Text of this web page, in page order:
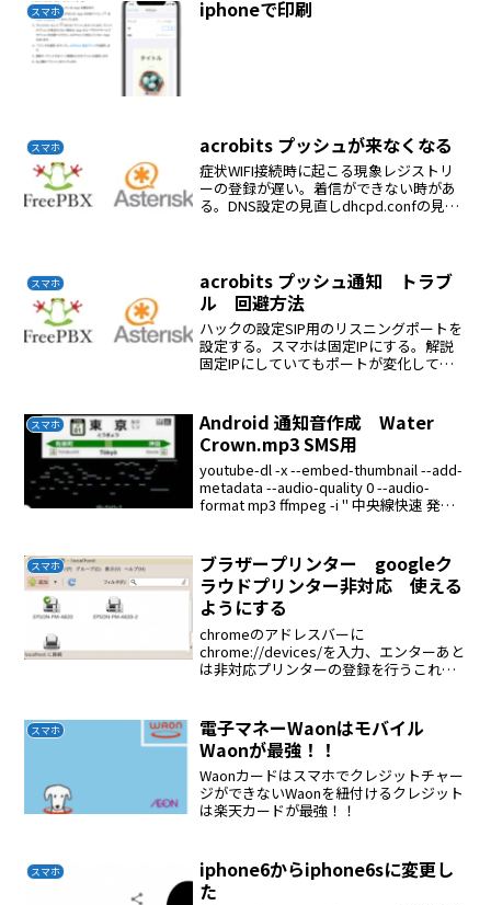
スマホ iphoneで印刷
スマホ acrobits プッシュが来なくなる
症状WIFI接続時に起こる現象レジストリ
ーの登録が遅い。着信ができない時があ
る。DNS設定の見直しdhcpd.confの見直
スマホ
acrobits プッシュ通知 トラブ
ル 回避方法
ハックの設定SIP用のリスニングポートを
設定する。スマホは固定IPにする。解説
固定IPにしていてもポートが変化してト
スマホ
Android 通知音作成 Water
Crown.mp3 SMS用
youtube-dl -x --embed-thumbnail --add-
metadata --audio-quality 0 --audio-
format mp3 ffmpeg -i " 中央線快速 発車
スマホ
ブラザープリンター googleク
ラウドプリンター非対応 使える
ようにする
chromeのアドレスバーに
chrome://devices/を入力、エンターあと
は非対応プリンターの登録を行うこれで
かないと考えている
スマホ
電子マネーWaonはモバイル
Waonが最強！！
Waonカードはスマホでクレジットチャー
ジができないWaonを紐付けるクレジット
は楽天カードが最強！！
スマホ
iphone6からiphone6sに変更し
た